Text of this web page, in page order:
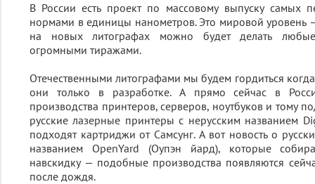
В России есть проект по массовому выпуску самых
нормами в единицы нанометров. Это мировой уровень —
на новых литографах можно будет делать
огромными тиражами.
Отечественными литографами мы будем гордиться
они только в разработке. А прямо сейчас в
производства принтеров, серверов, ноутбуков и тому
русские лазерные принтеры с нерусским названием
подходят картриджи от Самсунг. А вот новость о
названием OpenYard (Оупэн йард), которые
навскидку — подобные производства появляются
после дождя.